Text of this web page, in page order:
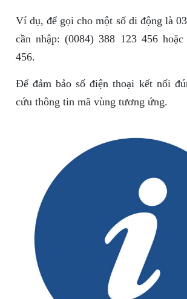
Ví dụ, để gọi cho một số di động là
cần nhập: (0084) 388 123 456
456.
Để đảm bảo số điện thoại kết nối
cứu thông tin mã vùng tương ứng.